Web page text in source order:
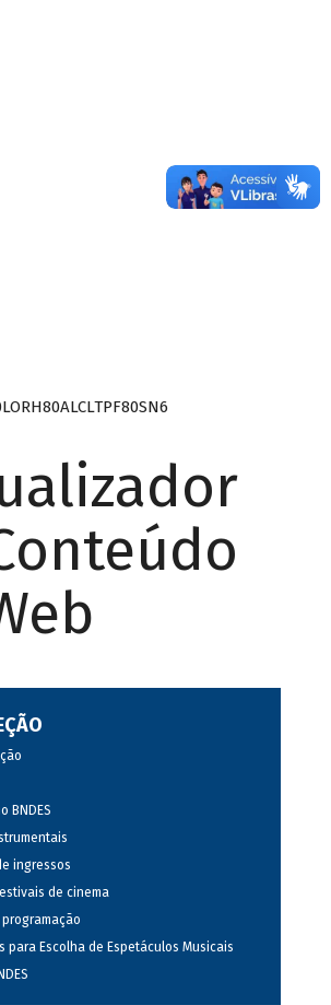
BNDES
ingressos
de cinema
programação
para Escolha de Espetáculos Musicais